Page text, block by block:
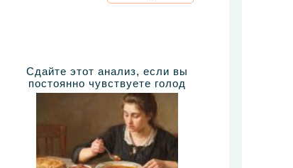
Сдайте этот анализ, если вы
постоянно чувствуете голод